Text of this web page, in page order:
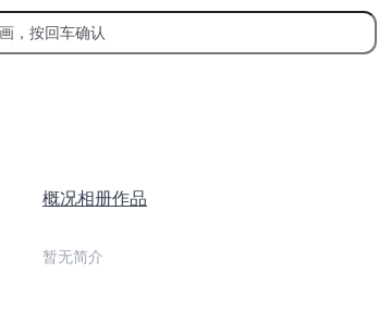
概况相册作品
暂无简介